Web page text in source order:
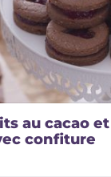
au cacao
confiture